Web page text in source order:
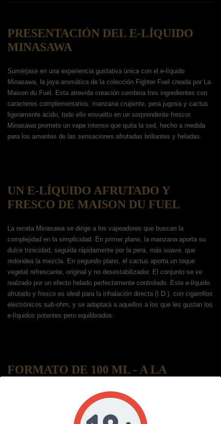
PRESENTACIÓN DEL E-LÍQUIDO
MINASAWA
Sumérjase en una experiencia gustativa única con el e-líquido
Minasawa, la joya aromática de la colección Fighter Fuel creada por La
Maison du Fuel. Esta atrevida creación combina tres ingredientes con
caracteres complementarios: manzana crujiente, pera jugosa y cactus
ligeramente ácido, todo ello envuelto en un sorprendente frescor.
Minasawa promete un vape intenso que quita la sed, hecho a medida
para los amantes de las sensaciones afrutadas brillantes y heladas.
UN E-LÍQUIDO AFRUTADO Y
FRESCO DE MAISON DU FUEL
La receta Minasawa se dirige a los vapeadores que buscan la
complejidad en la simplicidad. En primer plano, la manzana aporta su
dulce tonicidad, seguida rápidamente por la pera, más suave, que
redondea la mezcla. En segundo plano, el cactus aporta un toque
vegetal refrescante, original y no desestabilizador. El conjunto se ve
realzado por un efecto helado perfectamente controlado. Este e-líquido
afrutado y fresco es ideal para la inhalación directa (I.D.), con cigarrillos
electrónicos sub-ohm, y se adaptará a aquellos a los que les gustan los
e-líquidos potentes pero equilibrados.
FORMATO DE 100 ML - A LA
Minasawa se presenta en una botella generosa, lista para potenciar. Su
capacidad le permite añadir hasta dos potenciadores de nicotina para